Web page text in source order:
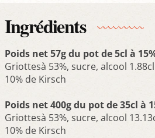
Ingrédients
Poids net 57g du pot de 5cl à
Griottesà 53%, sucre, alcool
10% de Kirsch
Poids net 400g du pot de 35cl à
Griottesà 53%, sucre, alcool
10% de Kirsch